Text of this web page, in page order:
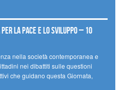
la pace e lo sviluppo – 10
nella società contemporanea e
nei dibattiti sulle questioni
che guidano questa Giornata,